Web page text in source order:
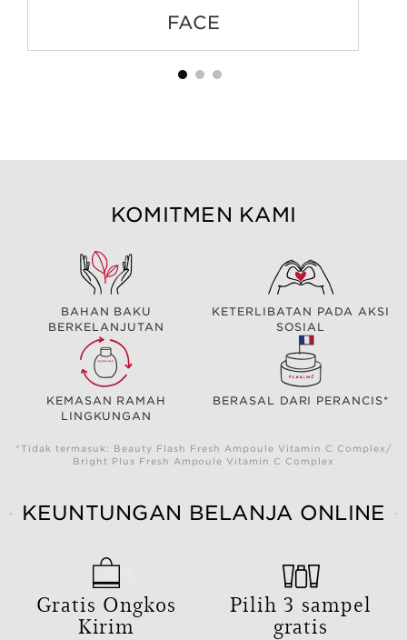
FACE
KOMITMEN KAMI
BAHAN BAKU
BERKELANJUTAN
KETERLIBATAN PADA AKSI
SOSIAL
KEMASAN RAMAH
LINGKUNGAN
BERASAL DARI PERANCIS*
*Tidak termasuk: Beauty Flash Fresh Ampoule Vitamin C Complex/
Bright Plus Fresh Ampoule Vitamin C Complex
KEUNTUNGAN BELANJA ONLINE
Gratis Ongkos
Kirim
Pilih 3 sampel
gratis